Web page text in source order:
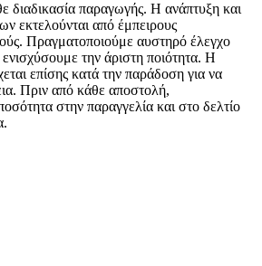
παραγωγής. Η ανάπτυξη και
εκτελούνται από έμπειρους
Πραγματοποιούμε αυστηρό έλεγχο
την άριστη ποιότητα. Η
επίσης κατά την παράδοση για να
Πριν από κάθε αποστολή,
στην παραγγελία και στο δελτίο